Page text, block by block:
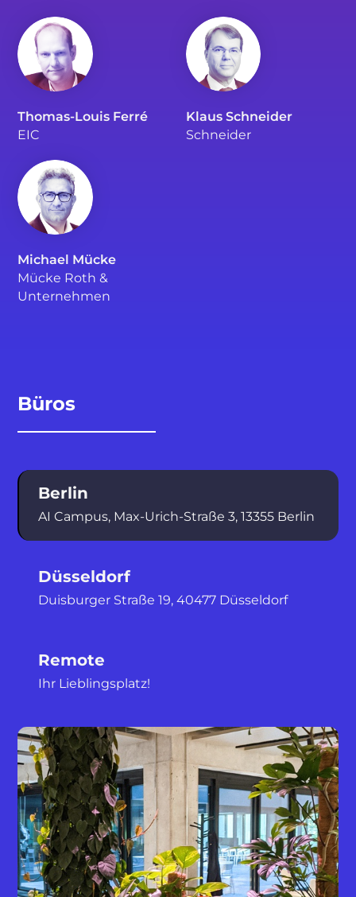
Thomas-Louis Ferré
EIC
Klaus Schneider
Schneider
Michael Mücke
Mücke Roth &
Unternehmen
Büros
Berlin
AI Campus, Max-Urich-Straße 3, 13355 Berlin
Düsseldorf
Duisburger Straße 19, 40477 Düsseldorf
Remote
Ihr Lieblingsplatz!